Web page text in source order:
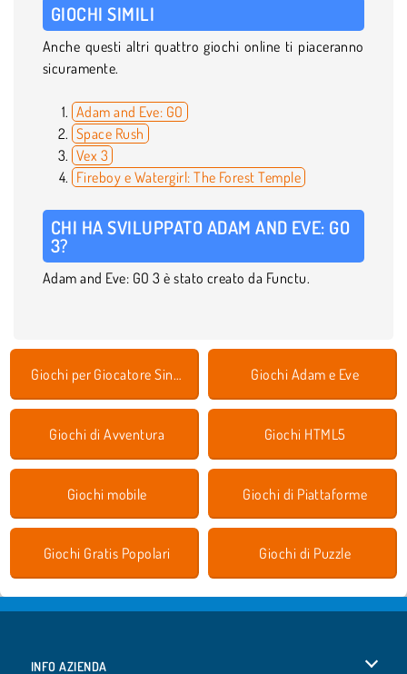
GIOCHI SIMILI
Anche questi altri quattro giochi online ti piaceranno
sicuramente.
Adam and Eve: GO
Space Rush
Vex 3
Fireboy e Watergirl: The Forest Temple
CHI HA SVILUPPATO ADAM AND EVE: GO
3?
Adam and Eve: GO 3 è stato creato da Functu.
Giochi per Giocatore Singolo Giochi Adam e Eve
Giochi di Avventura Giochi HTML5
Giochi mobile Giochi di Piattaforme
Giochi Gratis Popolari Giochi di Puzzle
INFO AZIENDA